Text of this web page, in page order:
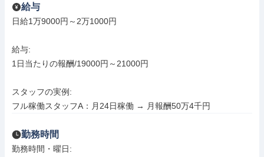
給与
日給1万9000円～2万1000円
給与:
1日当たりの報酬/19000円～21000円
スタッフの実例:
フル稼働スタッフA：月24日稼働 → 月報酬50万4千円
勤務時間
勤務時間・曜日: